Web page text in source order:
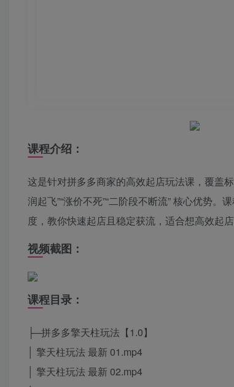
课程介绍：
这是针对拼多多商家的高效起店玩法课，覆盖
润起飞”“涨价不死”“二阶段不断流” 核心优势
度，教你快速起店且稳定获流，适合想高效起店
视频截图：
课程目录：
├─拼多多擎天柱玩法【1.0】
│ 擎天柱玩法 最新 01.mp4
│ 擎天柱玩法 最新 02.mp4